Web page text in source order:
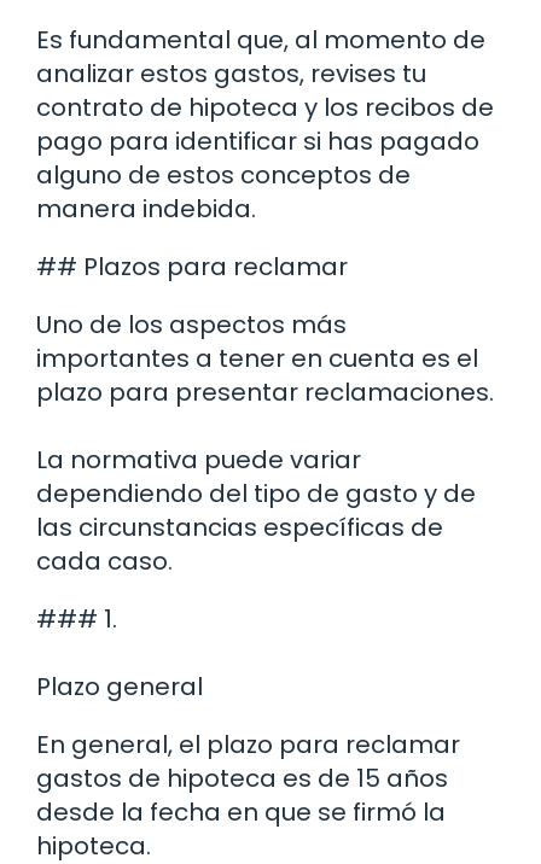
Es fundamental que, al momento de
analizar estos gastos, revises tu
contrato de hipoteca y los recibos de
pago para identificar si has pagado
alguno de estos conceptos de
manera indebida.
## Plazos para reclamar
Uno de los aspectos más
importantes a tener en cuenta es el
plazo para presentar reclamaciones.
La normativa puede variar
dependiendo del tipo de gasto y de
las circunstancias específicas de
cada caso.
### 1.
Plazo general
En general, el plazo para reclamar
gastos de hipoteca es de 15 años
desde la fecha en que se firmó la
hipoteca.